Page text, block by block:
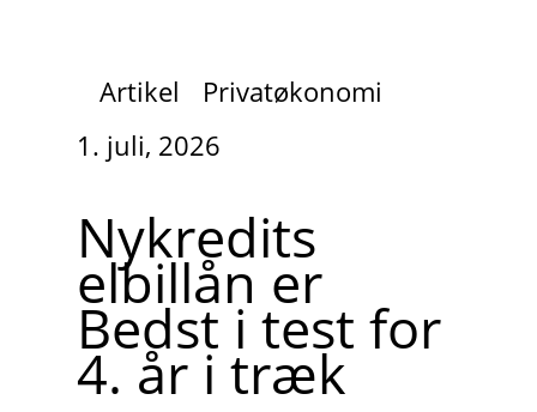
Artikel
Privatøkonomi
1. juli, 2026
Nykredits
elbillån er
Bedst i test for
4. år i træk